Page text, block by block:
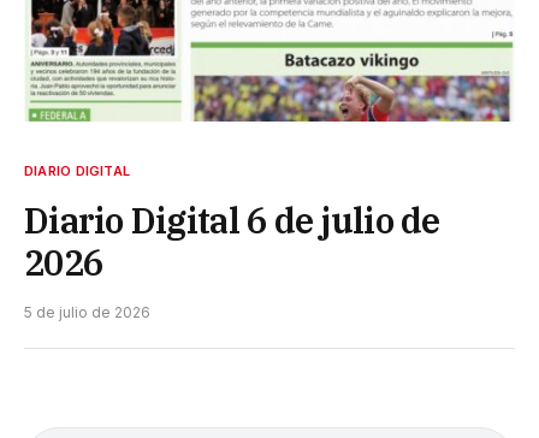
DIARIO DIGITAL
Diario Digital 6 de julio de
2026
5 de julio de 2026